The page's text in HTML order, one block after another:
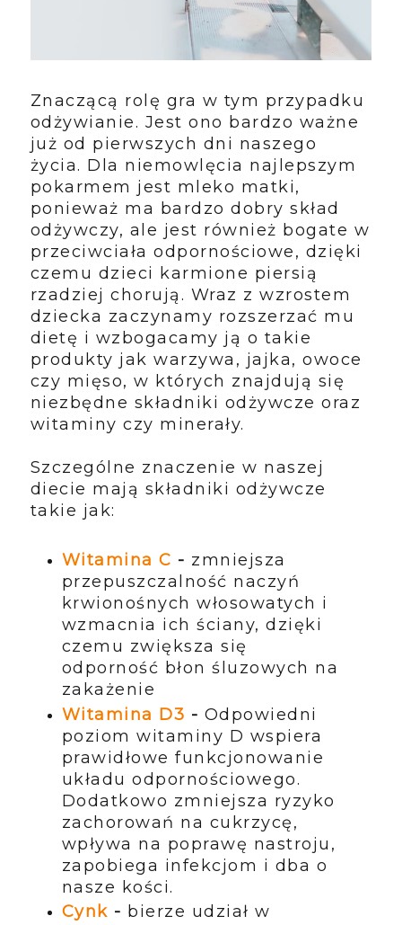
Znaczącą rolę gra w tym przypadku
odżywianie. Jest ono bardzo ważne
już od pierwszych dni naszego
życia. Dla niemowlęcia najlepszym
pokarmem jest mleko matki,
ponieważ ma bardzo dobry skład
odżywczy, ale jest również bogate w
przeciwciała odpornościowe, dzięki
czemu dzieci karmione piersią
rzadziej chorują. Wraz z wzrostem
dziecka zaczynamy rozszerzać mu
dietę i wzbogacamy ją o takie
produkty jak warzywa, jajka, owoce
czy mięso, w których znajdują się
niezbędne składniki odżywcze oraz
witaminy czy minerały.
Szczególne znaczenie w naszej
diecie mają składniki odżywcze
takie jak:
Witamina C - zmniejsza
przepuszczalność naczyń
krwionośnych włosowatych i
wzmacnia ich ściany, dzięki
czemu zwiększa się
odporność błon śluzowych na
zakażenie
Witamina D3 - Odpowiedni
poziom witaminy D wspiera
prawidłowe funkcjonowanie
układu odpornościowego.
Dodatkowo zmniejsza ryzyko
zachorowań na cukrzycę,
wpływa na poprawę nastroju,
zapobiega infekcjom i dba o
nasze kości.
Cynk - bierze udział w